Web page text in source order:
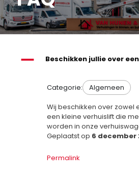
A Beschikken jullie over
Categorie:
Algemeen
Wij beschikken over zowel
een kleine verhuislift die
worden in onze
Geplaatst op 6 december
Permalink